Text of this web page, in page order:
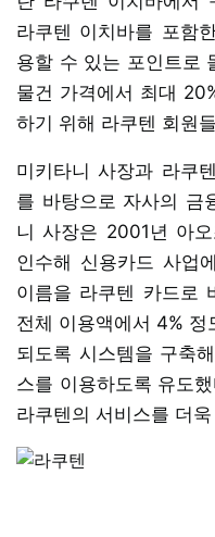
라쿠텐 이치바를 포함
용할 수 있는 포인트로
물건 가격에서 최대
하기 위해 라쿠텐 회원
미키타니 사장과 라쿠
를 바탕으로 자사의 금
니 사장은 2001년 아
인수해 신용카드 사업
이름을 라쿠텐 카드로
전체 이용액에서 4%
되도록 시스템을 구축
스를 이용하도록 유도
라쿠텐의 서비스를 더